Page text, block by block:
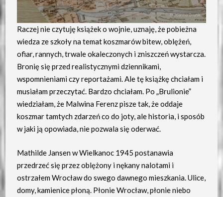
Raczej nie czytuję książek o wojnie, uznaję, że pobieżna
wiedza ze szkoły na temat koszmarów bitew, oblężeń,
ofiar, rannych, trwale okaleczonych i zniszczeń wystarcza.
Bronię się przed realistycznymi dziennikami,
wspomnieniami czy reportażami. Ale tę książkę chciałam i
musiałam przeczytać. Bardzo chciałam. Po „Brulionie”
wiedziałam, że Malwina Ferenz pisze tak, że oddaje
koszmar tamtych zdarzeń co do joty, ale historia, i sposób
w jaki ją opowiada, nie pozwala się oderwać.
Mathilde Jansen w Wielkanoc 1945 postanawia
przedrzeć się przez oblężony i nękany nalotami i
ostrzałem Wrocław do swego dawnego mieszkania. Ulice,
domy, kamienice płoną. Płonie Wrocław, płonie niebo